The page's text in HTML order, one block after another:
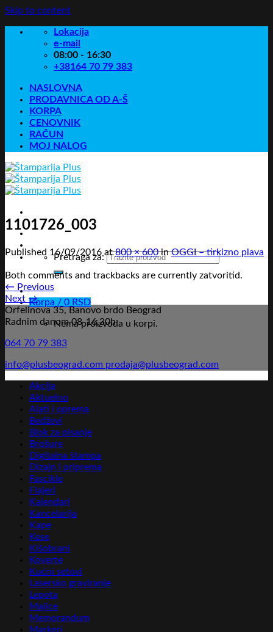
Skip to content
Lokacija
e-mail
08:00 - 16:30
+38164 70 79 383
NASLOVNA
PRODAVNICA OD A-Š
KORPA
CENOVNIK
RAČUN
MOJ NALOG
Pretraga za:
Korpa / 0 RSD
Nema proizvoda u korpi.
1101726_003
Published 16/09/2016 at800 × 600inOGGI – tirkizno plava
Both comments and trackbacks are currently zatvoritid.
← Previous
Next →
Orfelinova 35, Banovo brdo Beograd
Radnim danom 08-16,30h
064 70 79 383
info@plusbeograd.com prodaja@plusbeograd.com
Akcija
Aktuelno
Alati i oprema
Bedževi
Blok za pisanje
Brošure
Digitalna štampa
Dizajn i priprema
Fascikle
Flajeri
Kalendari
Kancelarija
Kape
Kese
Kišobrani
Koverte
Kućni setovi
Lasersko graviranje
Lepota
Majice
Memorandum
Markeri